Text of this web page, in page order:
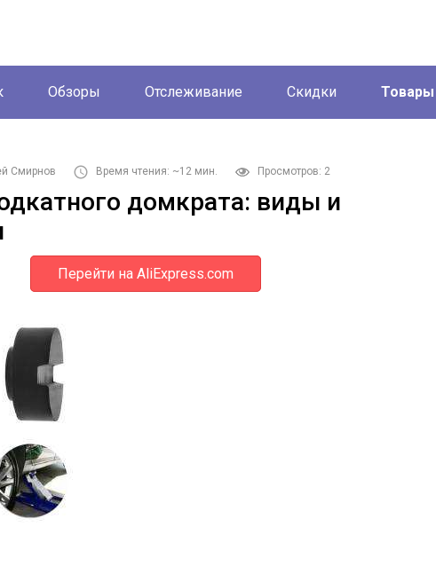
Обзоры Отслеживание Скидки Товары
Смирнов Время чтения: ~12 мин. Просмотров: 2
домкрата: виды и
Перейти на AliExpress.com